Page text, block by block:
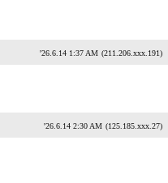
'26.6.14 1:37 AM (211.206.xxx.191)
'26.6.14 2:30 AM (125.185.xxx.27)